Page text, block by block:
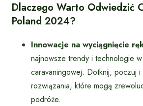
Dlaczego Warto Odwiedzić
Poland 2024?
Innowacje na wyciągnięcie
najnowsze trendy i technologie
caravaningowej. Dotknij, poczuj i
rozwiązania, które mogą
podróże.